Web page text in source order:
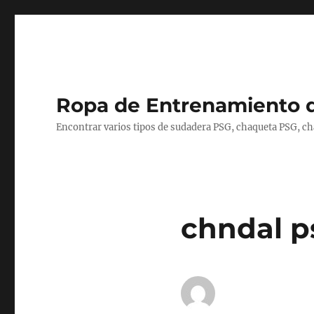
Ropa de Entrenamiento
Encontrar varios tipos de sudadera PSG, chaqueta PSG,
chndal